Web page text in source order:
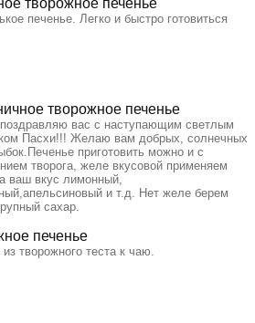
творожное печенье
печенье. Легко и быстро готовиться
творожное печенье
вас с наступающим светлым
Пасхи!!! Желаю вам добрых, солнечных
приготовить можно и с
творога, желе вкусовой применяем
ваш вкус лимонный,
и т.д. Нет желе берем
сахар.
печенье
из творожного теста к чаю.